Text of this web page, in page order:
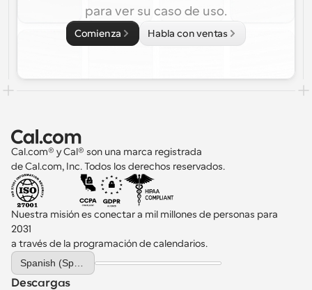
para ver su caso de uso.
Comienza Habla con ventas
Cal.com® y Cal® son una marca registrada
de Cal.com, Inc. Todos los derechos reservados.
Nuestra misión es conectar a mil millones de personas para
2031
a través de la programación de calendarios.
Select Language
Descargas